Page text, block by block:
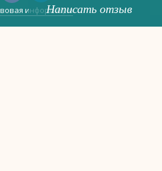
Написать отзыв
информация
персональных данных